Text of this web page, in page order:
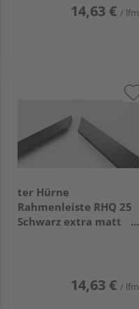
14,63 € / lfm
ter Hürne
Rahmenleiste RHQ 25
Schwarz extra matt
14,63 € / lfm